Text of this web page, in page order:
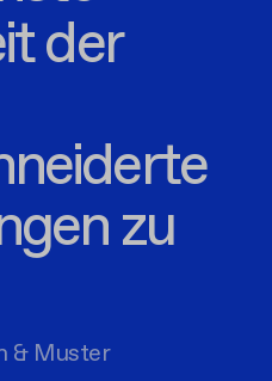
der
zu
& Muster